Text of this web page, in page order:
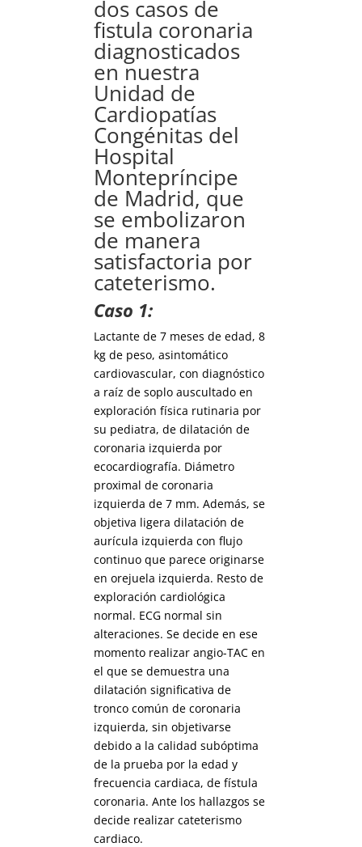
dos casos de
fistula coronaria
diagnosticados
en nuestra
Unidad de
Cardiopatías
Congénitas del
Hospital
Montepríncipe
de Madrid, que
se embolizaron
de manera
satisfactoria por
cateterismo.
Caso 1:
Lactante de 7 meses de edad, 8
kg de peso, asintomático
cardiovascular, con diagnóstico
a raíz de soplo auscultado en
exploración física rutinaria por
su pediatra, de dilatación de
coronaria izquierda por
ecocardiografía. Diámetro
proximal de coronaria
izquierda de 7 mm. Además, se
objetiva ligera dilatación de
aurícula izquierda con flujo
continuo que parece originarse
en orejuela izquierda. Resto de
exploración cardiológica
normal. ECG normal sin
alteraciones. Se decide en ese
momento realizar angio-TAC en
el que se demuestra una
dilatación significativa de
tronco común de coronaria
izquierda, sin objetivarse
debido a la calidad subóptima
de la prueba por la edad y
frecuencia cardiaca, de fístula
coronaria. Ante los hallazgos se
decide realizar cateterismo
cardiaco.